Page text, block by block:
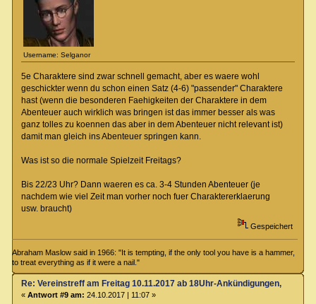
Username: Selganor
5e Charaktere sind zwar schnell gemacht, aber es waere wohl
geschickter wenn du schon einen Satz (4-6) "passender" Charaktere
hast (wenn die besonderen Faehigkeiten der Charaktere in dem
Abenteuer auch wirklich was bringen ist das immer besser als was
ganz tolles zu koennen das aber in dem Abenteuer nicht relevant ist)
damit man gleich ins Abenteuer springen kann.
Was ist so die normale Spielzeit Freitags?
Bis 22/23 Uhr? Dann waeren es ca. 3-4 Stunden Abenteuer (je
nachdem wie viel Zeit man vorher noch fuer Charaktererklaerung
usw. braucht)
Gespeichert
Abraham Maslow said in 1966: "It is tempting, if the only tool you have is a hammer,
to treat everything as if it were a nail."
Re: Vereinstreff am Freitag 10.11.2017 ab 18Uhr-Ankündigungen,
« Antwort #9 am: 24.10.2017 | 11:07 »